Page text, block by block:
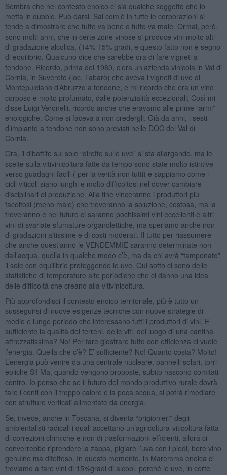
Sembra che nel contesto enoico ci sia qualche soggetto che lo
metta in dubbio. Può darsi. Sai com’è in tutte le corporazioni si
tende a dimostrare che tutto va bene o tutto va male. Ormai, però,
sono molti anni, che in certe zone vinose si produce vini molto alti
di gradazione alcolica, (14%-15% gradi, e questo fatto non è segno
di equilibrio. Qualcuno dice che sarebbe ora di fare vigneti a
tendone. Ricordo, prima del 1980, c’era un’azienda vinicola in Val di
Cornia, in Suvereto (loc. Tabarò) che aveva i vigneti di uve di
Montepulciano d’Abruzzo a tendone, e mi ricordo che era un vino
corposo e molto profumato, dalle potenzialità eccezionali; Così mi
disse Luigi Veronelli, ricordo anche che eravamo alle prime “armi”
enologiche. Come si faceva a non credergli. Già da anni, i sesti
d’impianto a tendone non sono previsti nelle DOC del Val di
Cornia.
Ora, il dibattito sul sole “diretto sulle uve” si sta allargando, ma le
scelte sulla vitivinicoltura fatte da tempo sono state molto istintive
verso guadagni facili ( per la verità non tutti) e sappiamo come i
cicli viticoli siano lunghi e molto difficoltosi nel dover cambiare
disciplinari di produzione. Alla fine vinceranno i produttori più
facoltosi (meno male) che troveranno la soluzione, costosa, ma la
troveranno e nel futuro ci saranno pochissimi vini eccellenti e altri
vini di svariate sfumature organolettiche, ma speriamo anche non
di gradazioni altissime e di costi moderati. Il tutto per riassumere
che anche quest’anno le VENDEMMIE saranno determinate non
dall’acqua, quella in qualche modo c’è, ma da chi avrà “tamponato”
il sole con equilibrio proteggendo le uve. Qui sotto ci sono delle
statistiche di temperature alte periodiche che ci danno una idea
delle difficoltà che creano alla vitivinicoltura.
Più approfondisci il contesto enoico territoriale, più è tutto un
susseguirsi di nuove esigenze tecniche con nuove strategie di
medio e lungo periodo che interessano tutti i produttori di vini. E’
sufficiente la qualità dei terreni, delle viti, del luogo di una cantina
attrezzatissima? No! Per fare giostrare tutto con efficienza ci vuole
l’energia. Quella che c’è? E’ sufficiente? No! Quanto costa? Molto!
L’energia può venire da una centrale nucleare, pannelli solari, torri
eoliche Si! Ma, quando vengono proposte, subito nascono comitati
contro. Io penso che se il futuro del mondo produttivo rurale dovrà
fare i conti con il troppo calore e la poca acqua, si potrà rimediare
con strutture verticali alimentate da energia.
Se, invece, anche in Toscana, si diventa “prigionieri” degli
ambientalisti radicali i quali accettano un’agricoltura-viticoltura fatta
di correzioni chimiche e non di trasformazioni efficienti, allora ci
converrebbe riprendere la zappa, pigiare l’uva con i piedi, bere vino
genuino ma difettoso. In questo momento, in Maremma enoica ci
troviamo a fare vini di 15%gradi di alcool, perché le uve, in certe